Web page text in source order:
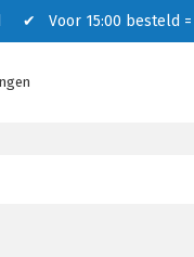
15:00 besteld =